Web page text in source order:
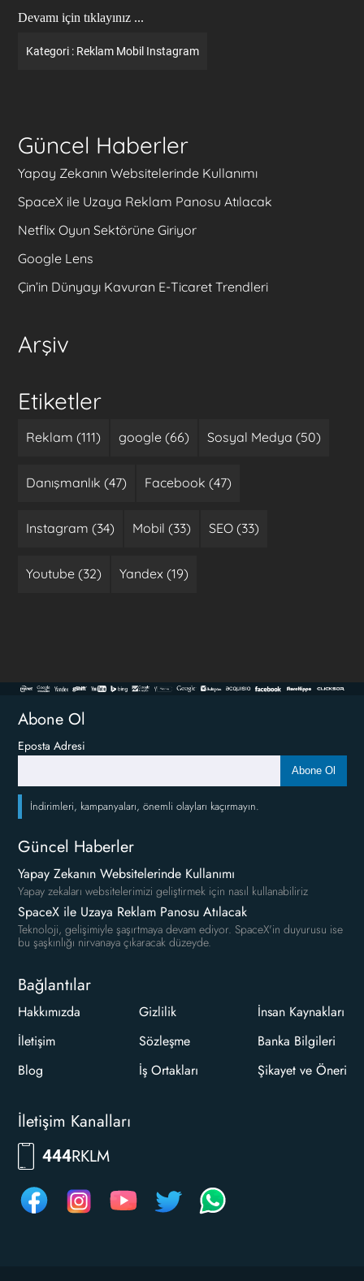
Devamı için tıklayınız ...
Kategori : Reklam Mobil Instagram
Güncel Haberler
Yapay Zekanın Websitelerinde Kullanımı
SpaceX ile Uzaya Reklam Panosu Atılacak
Netflix Oyun Sektörüne Giriyor
Google Lens
Çin’in Dünyayı Kavuran E-Ticaret Trendleri
Arşiv
Etiketler
Reklam (111) google (66) Sosyal Medya (50)
Danışmanlık (47) Facebook (47)
Instagram (34) Mobil (33) SEO (33)
Youtube (32) Yandex (19)
Abone Ol
Eposta Adresi
Abone Ol
İndirimleri, kampanyaları, önemli olayları kaçırmayın.
Güncel Haberler
Yapay Zekanın Websitelerinde Kullanımı
Yapay zekaları websitelerimizi geliştirmek için nasıl kullanabiliriz
SpaceX ile Uzaya Reklam Panosu Atılacak
Teknoloji, gelişimiyle şaşırtmaya devam ediyor. SpaceX'in duyurusu ise
bu şaşkınlığı nirvanaya çıkaracak düzeyde.
Bağlantılar
Hakkımızda
İletişim
Blog
Gizlilik
Sözleşme
İş Ortakları
İnsan Kaynakları
Banka Bilgileri
Şikayet ve Öneri
İletişim Kanalları
444RKLM